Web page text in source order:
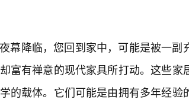
幕降临，您回到家中，可能是被一
富有禅意的现代家具所打动。这些
的载体。它们可能是由拥有多年经